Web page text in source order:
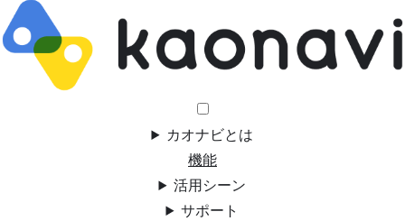
カオナビとは
機能
活用シーン
サポート